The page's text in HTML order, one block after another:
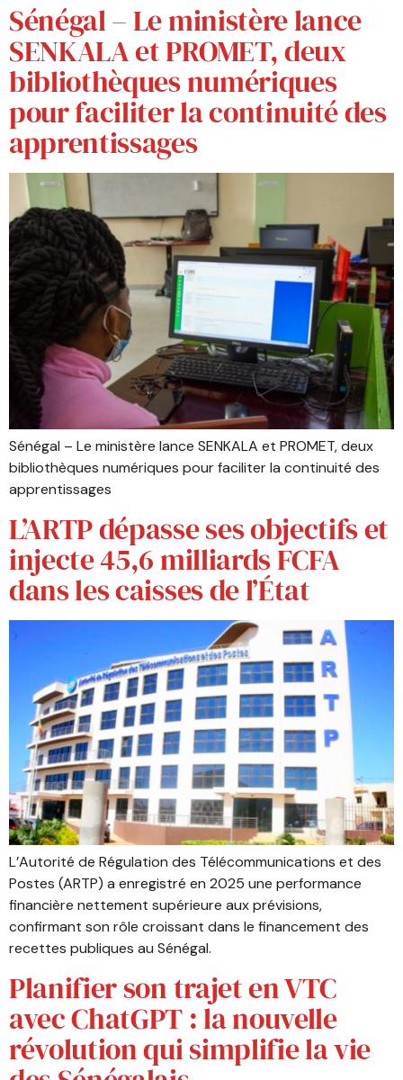
Sénégal – Le ministère lance
SENKALA et PROMET, deux
bibliothèques numériques
pour faciliter la continuité des
apprentissages
Sénégal – Le ministère lance SENKALA et PROMET, deux
bibliothèques numériques pour faciliter la continuité des
apprentissages
L’ARTP dépasse ses objectifs et
injecte 45,6 milliards FCFA
dans les caisses de l’État
L’Autorité de Régulation des Télécommunications et des
Postes (ARTP) a enregistré en 2025 une performance
financière nettement supérieure aux prévisions,
confirmant son rôle croissant dans le financement des
recettes publiques au Sénégal.
Planifier son trajet en VTC
avec ChatGPT : la nouvelle
révolution qui simplifie la vie